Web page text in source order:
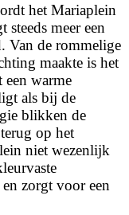
het Mariaplein
meer een
Van de rommelige
maakte is het
warme
als bij de
blikken de
op het
niet wezenlijk
zorgt voor een